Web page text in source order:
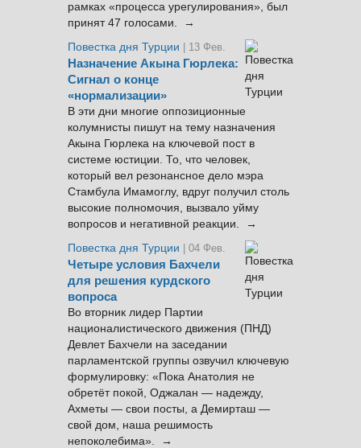
рамках «процесса урегулирования», был
принят 47 голосами. →
Повестка дня Турции
| 13 Фев.
Назначение Акына Гюрлека:
Сигнал о конце
«нормализации»
В эти дни многие оппозиционные
колумнисты пишут на тему назначения
Акына Гюрлека на ключевой пост в
системе юстиции. То, что человек,
который вел резонансное дело мэра
Стамбула Имамоглу, вдруг получил столь
высокие полномочия, вызвало уйму
вопросов и негативной реакции. →
Повестка дня Турции
| 04 Фев.
Четыре условия Бахчели
для решения курдского
вопроса
Во вторник лидер Партии
националистического движения (ПНД)
Девлет Бахчели на заседании
парламентской группы озвучил ключевую
формулировку: «Пока Анатолия не
обретёт покой, Оджалан — надежду,
Ахметы — свои посты, а Демирташ —
свой дом, наша решимость
непоколебима». →